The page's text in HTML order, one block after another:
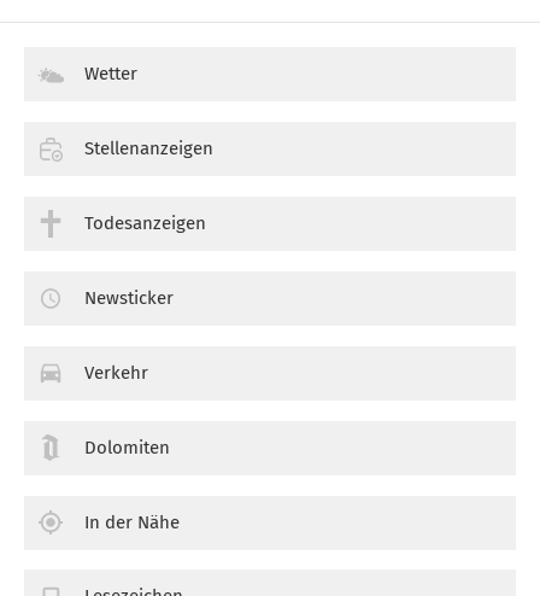
Wetter
Stellenanzeigen
Todesanzeigen
Newsticker
Verkehr
Dolomiten
In der Nähe